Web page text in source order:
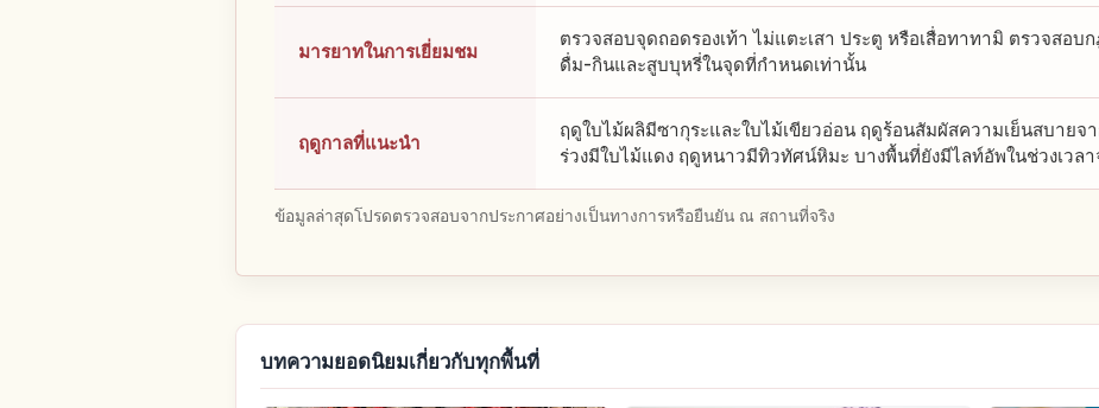
มารยาทในการเยี่ยมชม
ตรวจสอบจุดถอดรองเท้า ไม่แตะเสา ประตู หรือเสื่อทาทามิ ตรวจสอบ
ดื่ม-กินและสูบบุหรี่ในจุดที่กำหนดเท่านั้น
ฤดูกาลที่แนะนำ
ฤดูใบไม้ผลิมีซากุระและใบไม้เขียวอ่อน ฤดูร้อนสัมผัสความเย็นสบายจ
ร่วงมีใบไม้แดง ฤดูหนาวมีทิวทัศน์หิมะ บางพื้นที่ยังมีไลท์อัพในช่วงเวล
ข้อมูลล่าสุดโปรดตรวจสอบจากประกาศอย่างเป็นทางการหรือยืนยัน ณ สถานที่จริง
บทความยอดนิยมเกี่ยวกับทุกพื้นที่